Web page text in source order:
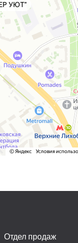
Отдел продаж